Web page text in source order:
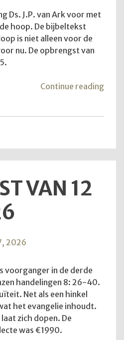
Ds. J.P. van Ark voor met
hoop. De bijbeltekst
is niet alleen voor de
nu. De opbrengst van
Continue reading
VAN 12
2026
voorganger in de derde
handelingen 8: 26-40.
Net als een hinkel
het evangelie inhoudt.
zich dopen. De
was €1990.